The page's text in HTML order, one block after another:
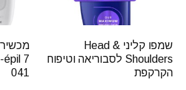
שמפו קליני Head &
Shoulders לסבוריאה וטיפוח
הקרקפת
041